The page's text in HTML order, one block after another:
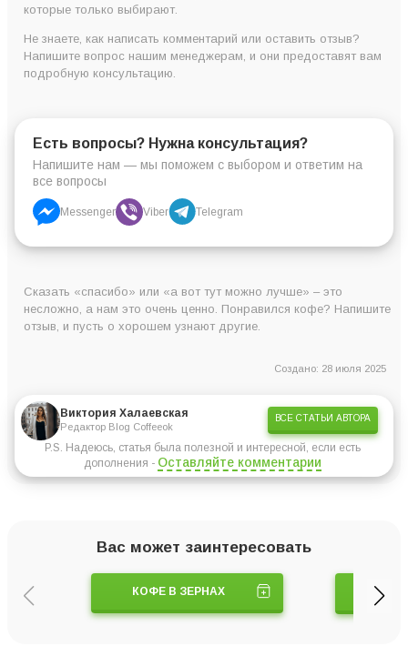
которые только выбирают.
Не знаете, как написать комментарий или оставить отзыв?
Напишите вопрос нашим менеджерам, и они предоставят вам
подробную консультацию.
Есть вопросы? Нужна консультация?
Напишите нам — мы поможем с выбором и ответим на
все вопросы
Messenger Viber Telegram
Сказать «спасибо» или «а вот тут можно лучше» – это
несложно, а нам это очень ценно. Понравился кофе? Напишите
отзыв, и пусть о хорошем узнают другие.
Создано: 28 июля 2025
Виктория Халаевская
Редактор Blog Coffeeok
ВСЕ СТАТЬИ АВТОРА
P.S. Надеюсь, статья была полезной и интересной, если есть
дополнения - Оставляйте комментарии
Вас может заинтересовать
КОФЕ В ЗЕРНАХ